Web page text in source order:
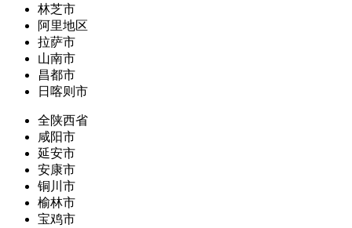
林芝市
阿里地区
拉萨市
山南市
昌都市
日喀则市
全陕西省
咸阳市
延安市
安康市
铜川市
榆林市
宝鸡市